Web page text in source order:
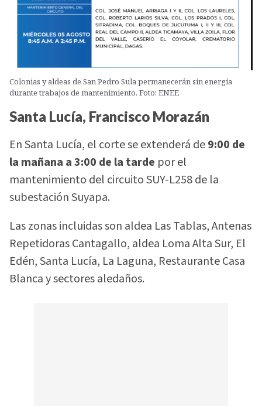
Colonias y aldeas de San Pedro Sula permanecerán sin energía
durante trabajos de mantenimiento. Foto: ENEE
Santa Lucía, Francisco Morazán
En Santa Lucía, el corte se extenderá de9:00 de
la mañana a 3:00 de la tarde por el
mantenimiento del circuito SUY-L258 de la
subestación Suyapa.
Las zonas incluidas son aldea Las Tablas, Antenas
Repetidoras Cantagallo, aldea Loma Alta Sur, El
Edén, Santa Lucía, La Laguna, Restaurante Casa
Blanca y sectores aledaños.